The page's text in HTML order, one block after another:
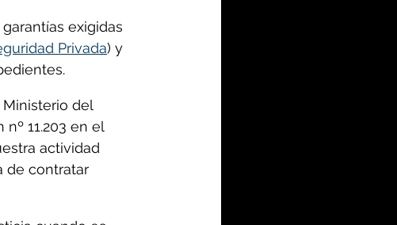
exigidas
Privada) y
Ministerio del
11.203 en el
actividad
de contratar